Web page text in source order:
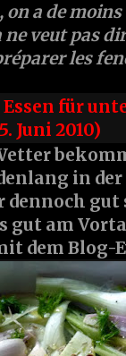
on a de
veut pas
les
in der
dennoch gut
gut am
dem Blog-